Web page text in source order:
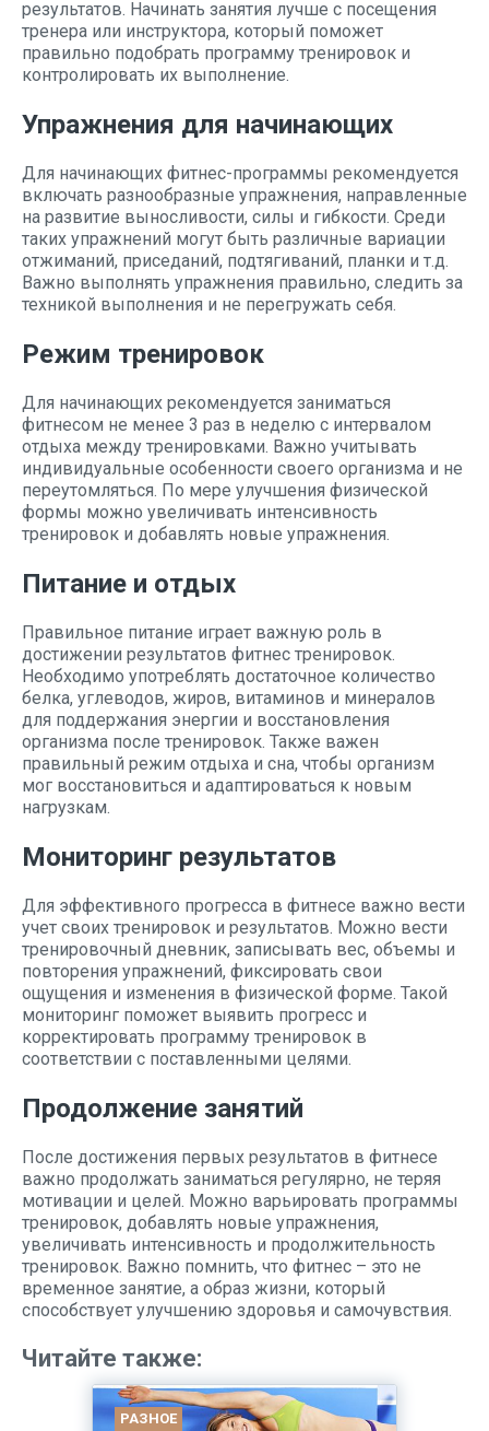
результатов. Начинать занятия лучше с посещения
тренера или инструктора, который поможет
правильно подобрать программу тренировок и
контролировать их выполнение.
Упражнения для начинающих
Для начинающих фитнес-программы рекомендуется
включать разнообразные упражнения, направленные
на развитие выносливости, силы и гибкости. Среди
таких упражнений могут быть различные вариации
отжиманий, приседаний, подтягиваний, планки и т.д.
Важно выполнять упражнения правильно, следить за
техникой выполнения и не перегружать себя.
Режим тренировок
Для начинающих рекомендуется заниматься
фитнесом не менее 3 раз в неделю с интервалом
отдыха между тренировками. Важно учитывать
индивидуальные особенности своего организма и не
переутомляться. По мере улучшения физической
формы можно увеличивать интенсивность
тренировок и добавлять новые упражнения.
Питание и отдых
Правильное питание играет важную роль в
достижении результатов фитнес тренировок.
Необходимо употреблять достаточное количество
белка, углеводов, жиров, витаминов и минералов
для поддержания энергии и восстановления
организма после тренировок. Также важен
правильный режим отдыха и сна, чтобы организм
мог восстановиться и адаптироваться к новым
нагрузкам.
Мониторинг результатов
Для эффективного прогресса в фитнесе важно вести
учет своих тренировок и результатов. Можно вести
тренировочный дневник, записывать вес, объемы и
повторения упражнений, фиксировать свои
ощущения и изменения в физической форме. Такой
мониторинг поможет выявить прогресс и
корректировать программу тренировок в
соответствии с поставленными целями.
Продолжение занятий
После достижения первых результатов в фитнесе
важно продолжать заниматься регулярно, не теряя
мотивации и целей. Можно варьировать программы
тренировок, добавлять новые упражнения,
увеличивать интенсивность и продолжительность
тренировок. Важно помнить, что фитнес – это не
временное занятие, а образ жизни, который
способствует улучшению здоровья и самочувствия.
Читайте также:
РАЗНОЕ